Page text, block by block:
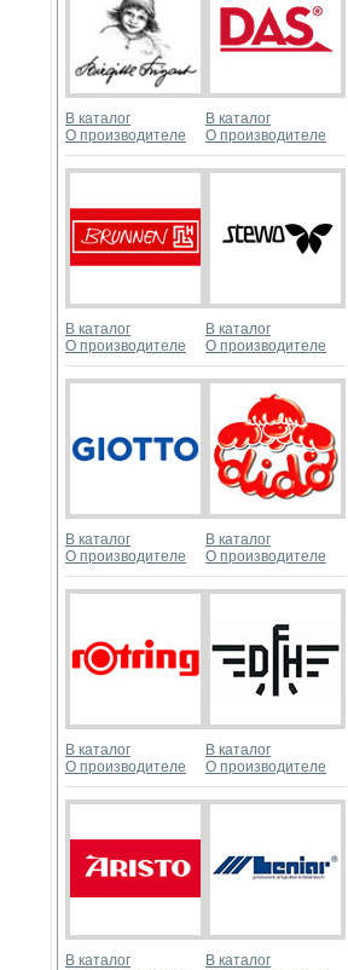
В каталог
О производителе
В каталог
О производителе
В каталог
О производителе
В каталог
О производителе
В каталог
О производителе
В каталог
О производителе
В каталог
О производителе
В каталог
О производителе
В каталог
В каталог